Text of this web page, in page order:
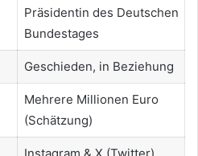
Präsidentin des Deutschen
Bundestages
Geschieden, in Beziehung
Mehrere Millionen Euro
(Schätzung)